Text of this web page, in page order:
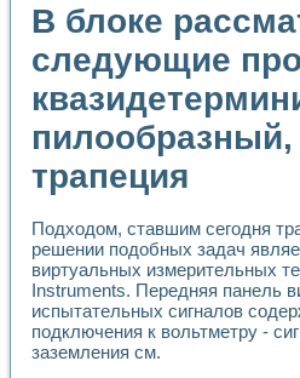
Применение NI VISION
Система
Управление
Определение
Система управления
Лазерный профилометр
Применение средств
Разработка
Установка для
Исследование
Лабораторный
Микрозондовая
Метод траекторий в
В блоке
следующие
трапеция
Подходом, ставшим сегодня
решении подобных задач
виртуальных измерительных
Instruments. Передняя панель
испытательных сигналов
подключения к вольтметру -
заземления см.